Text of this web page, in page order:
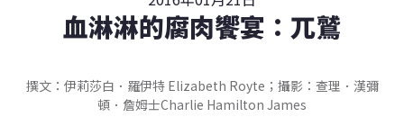
血淋淋的腐肉饗宴：兀鷲
撰文：伊莉莎白．羅伊特 Elizabeth Royte；攝影：查理．漢彌
頓．詹姆士Charlie Hamilton James